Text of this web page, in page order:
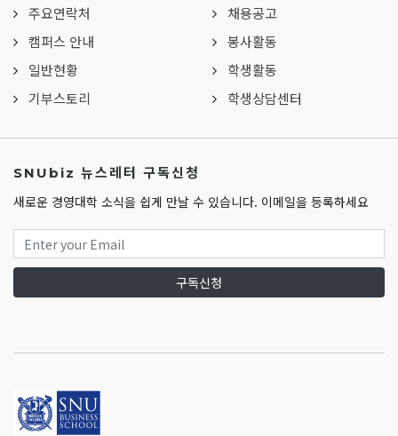
주요연락처
캠퍼스 안내
일반현황
기부스토리
채용공고
봉사활동
학생활동
학생상담센터
SNUbiz 뉴스레터 구독신청
새로운 경영대학 소식을 쉽게 만날 수 있습니다. 이메일을 등록하세요
구독신청